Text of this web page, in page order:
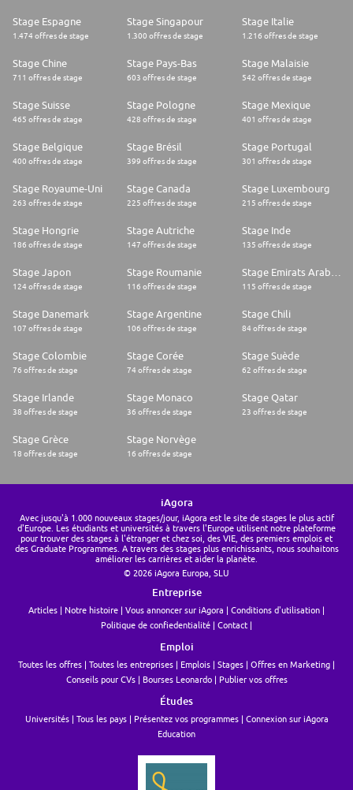
Stage Espagne
1.474 offres de stage
Stage Singapour
1.300 offres de stage
Stage Italie
1.216 offres de stage
Stage Chine
711 offres de stage
Stage Pays-Bas
603 offres de stage
Stage Malaisie
542 offres de stage
Stage Suisse
465 offres de stage
Stage Pologne
428 offres de stage
Stage Mexique
401 offres de stage
Stage Belgique
400 offres de stage
Stage Brésil
399 offres de stage
Stage Portugal
301 offres de stage
Stage Royaume-Uni
263 offres de stage
Stage Canada
225 offres de stage
Stage Luxembourg
215 offres de stage
Stage Hongrie
186 offres de stage
Stage Autriche
147 offres de stage
Stage Inde
135 offres de stage
Stage Japon
124 offres de stage
Stage Roumanie
116 offres de stage 115 offres de stage
Stage Danemark
107 offres de stage
Stage Argentine
106 offres de stage
Stage Chili
84 offres de stage
Stage Colombie
76 offres de stage
Stage Corée
74 offres de stage
Stage Suède
62 offres de stage
Stage Irlande
38 offres de stage
Stage Monaco
36 offres de stage
Stage Qatar
23 offres de stage
Stage Grèce
18 offres de stage
Stage Norvège
16 offres de stage
iAgora
Avec jusqu'à 1.000 nouveaux stages/jour, iAgora est le site de stages le plus actif
d'Europe. Les étudiants et universités à travers l'Europe utilisent notre plateforme
pour trouver des stages à l'étranger et chez soi, des VIE, des premiers emplois et
des Graduate Programmes. A travers des stages plus enrichissants, nous souhaitons
améliorer les carrières et aider la planète.
© 2026 iAgora Europa, SLU
Entreprise
Articles Notre histoire Vous annoncer sur iAgora
Conditions d'utilisation
Politique de confiedentialité
Contact
Emploi
Toutes les offres Toutes les entreprises Emplois Stages
Offres en Marketing
Conseils pour CVs
Bourses Leonardo Publier vos offres
Études
Universités Tous les pays Présentez vos programmes
Connexion sur iAgora
Education